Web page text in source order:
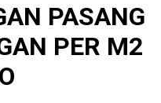
PASANG
PER M2